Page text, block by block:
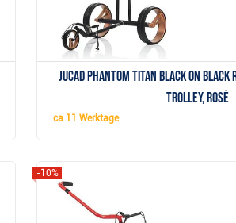
JuCad Phantom Titan Black on
Trolley, rosé
ca 11 Werktage
-10%